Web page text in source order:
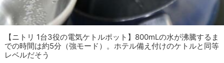
【ニトリ 1台3役の電気ケトルポット】800mLの水が沸騰するま
での時間は約5分（強モード）。ホテル備え付けのケトルと同等
レベルだそう